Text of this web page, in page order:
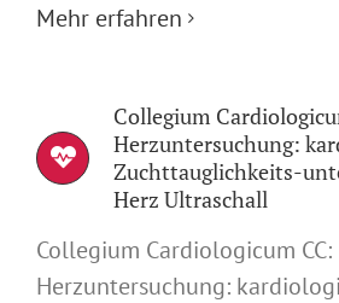
Mehr erfahren
Collegium
Herzuntersuchung:
Zuchttauglichkeits-
Herz Ultraschall
Collegium Cardiologicum CC:
Herzuntersuchung: